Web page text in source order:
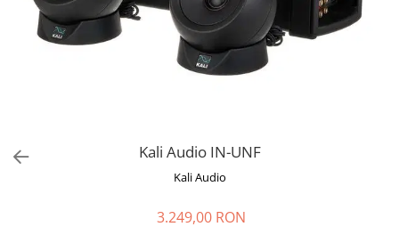
Procesoare si efecte
Shockmount
Stabilizatoare de tensiune UPS si
Accesorii de microfoane
Microfoane de broadcast
Kali Audio IN-UNF
Kali Audio
3.249,00 RON